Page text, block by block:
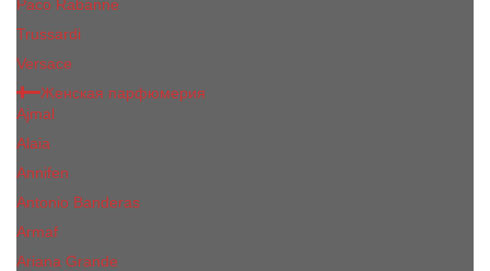
Paco Rabanne
Trussardi
Versace
Женская парфюмерия
Ajmal
Alaia
Annifen
Antonio Banderas
Armaf
Ariana Grande